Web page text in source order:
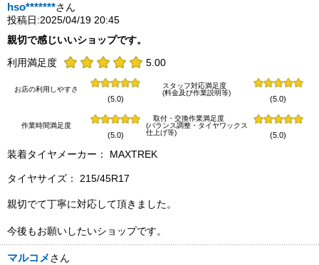
hso*******さん
投稿日:2025/04/19 20:45
親切で感じいいショップです。
利用満足度
5.00
お店の利用しやすさ
(5.0)
スタッフ対応満足度
(料金及び作業説明等)
(5.0)
作業時間満足度
(5.0)
取付・交換作業満足度
(バランス調整・タイヤワックス
仕上げ等)
(5.0)
装着タイヤメーカー： MAXTREK
タイヤサイズ： 215/45R17
親切でて丁寧に対応して頂きました。
今後もお願いしたいショップです。
マルコメさん